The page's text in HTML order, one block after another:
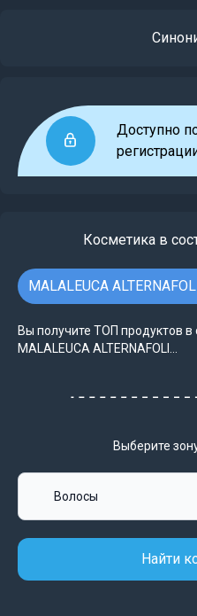
Доступно
Косметика в
MALALEUCA
Вы получите ТОП продуктов
MALALEUCA ALTERNAFOLI...
Выберите
Найти